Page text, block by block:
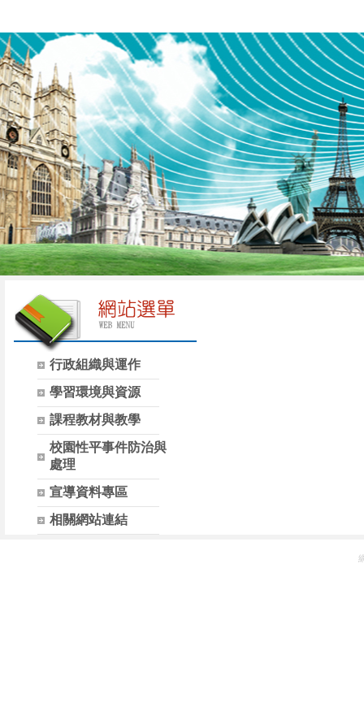
行政組織與運作
學習環境與資源
課程教材與教學
校園性平事件防治與
處理
宣導資料專區
相關網站連結